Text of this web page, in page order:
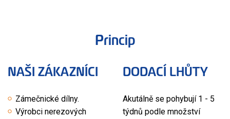
Princip
NAŠI ZÁKAZNÍCI
Zámečnické dílny.
Výrobci nerezových
DODACÍ LHŮTY
Akutálně se pohybují 1 - 5
týdnů podle množství